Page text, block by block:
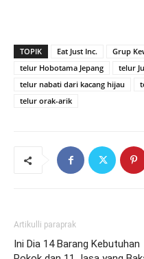
TOPIK Eat Just Inc. Grup
telur Hobotama Jepang
telur
telur nabati dari kacang hijau
telur orak-arik
Artikulli paraprak
Ini Dia 14 Barang Kebutuhan